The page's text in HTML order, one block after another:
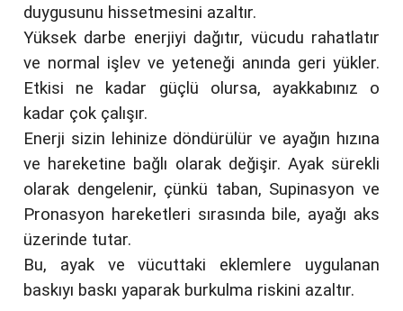
duygusunu hissetmesini azaltır.
Yüksek darbe enerjiyi dağıtır, vücudu rahatlatır
ve normal işlev ve yeteneği anında geri yükler.
Etkisi ne kadar güçlü olursa, ayakkabınız o
kadar çok çalışır.
Enerji sizin lehinize döndürülür ve ayağın hızına
ve hareketine bağlı olarak değişir. Ayak sürekli
olarak dengelenir, çünkü taban, Supinasyon ve
Pronasyon hareketleri sırasında bile, ayağı aks
üzerinde tutar.
Bu, ayak ve vücuttaki eklemlere uygulanan
baskıyı baskı yaparak burkulma riskini azaltır.